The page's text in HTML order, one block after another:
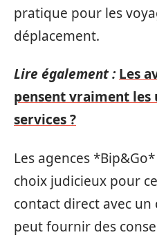
pratique pour les
déplacement.
Lire également : Les
pensent vraiment les
services ?
Les agences
choix judicieux pour
contact direct avec un
peut fournir des